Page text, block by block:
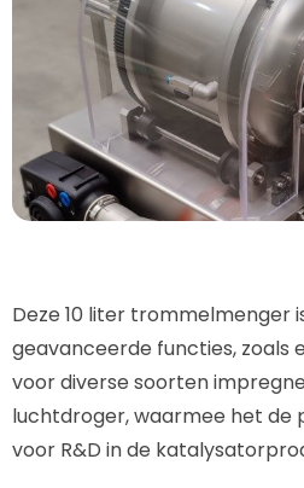
Deze 10 liter trommelmenger
geavanceerde functies, zoals
voor diverse soorten
luchtdroger, waarmee het de
voor R&D in de